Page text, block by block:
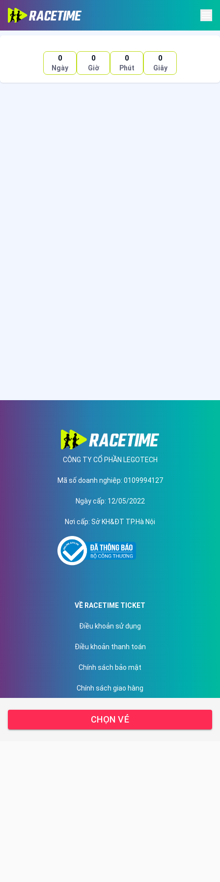
0
Ngày
0
Giờ
0
Phút
0
Giây
CHỌN VÉ
CÔNG TY CỔ PHẦN LEGOTECH
Mã số doanh nghiệp: 0109994127
Ngày cấp: 12/05/2022
Nơi cấp: Sở KH&ĐT TP.Hà Nội
VỀ RACETIME TICKET
Điều khoản sử dụng
Điều khoản thanh toán
Chính sách bảo mật
Chính sách giao hàng
Hướng dẫn thanh toán